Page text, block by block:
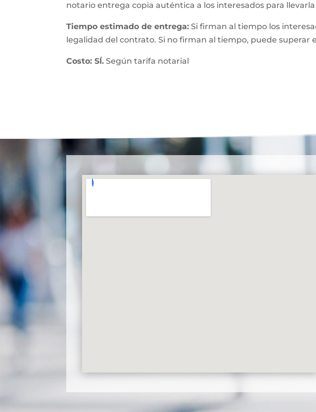
notario entrega copia auténtica a los interesados para llevarla
Tiempo estimado de entrega: Si firman al tiempo los
legalidad del contrato. Si no firman al tiempo, puede superar
Costo: SÍ. Según tarifa notarial